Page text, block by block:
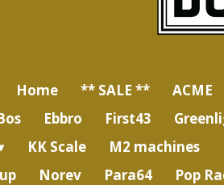
Home ** SALE ** ACME
Ebbro First43
KK Scale M2 machines
Norev Para64 Pop